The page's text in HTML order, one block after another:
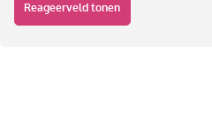
Reageerveld tonen